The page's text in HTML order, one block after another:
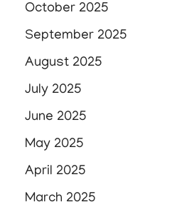
October 2025
September 2025
August 2025
July 2025
June 2025
May 2025
April 2025
March 2025